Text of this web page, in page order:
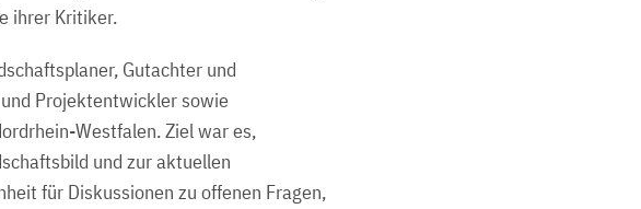
ihrer Kritiker.
Gutachter und
Projektentwickler sowie
Westfalen. Ziel war es,
und zur aktuellen
für Diskussionen zu offenen Fragen,